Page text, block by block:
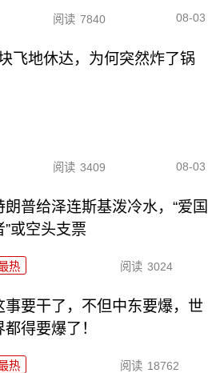
阅读 7840 08-03
飞地休达，为何突然炸了锅
阅读 3409 08-03
朗普给泽连斯基泼冷水，“爱国
”或空头支票
热 阅读 3024
事要干了，不但中东要爆，世
都得要爆了！
热 阅读 18762